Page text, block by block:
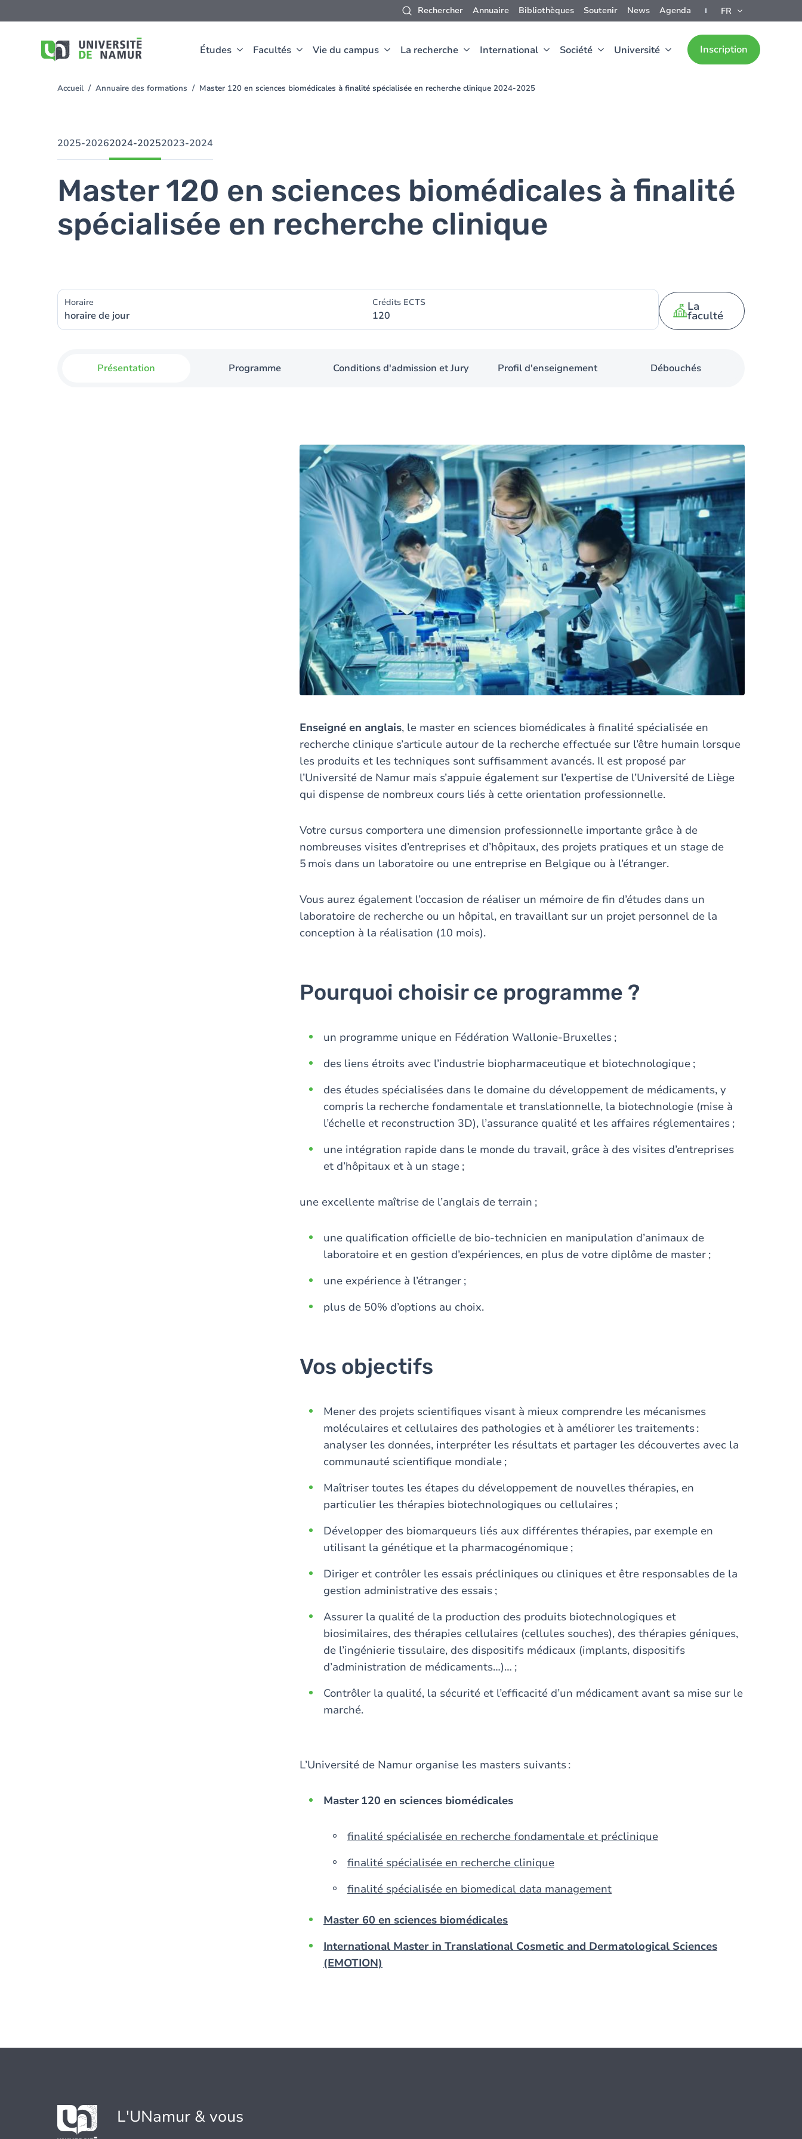
Rechercher Annuaire Bibliothèques Soutenir News Agenda FR
Études Facultés Vie du campus La recherche International Société Université Inscription
au
You
Accueil Annuaire des formations Master 120 en sciences biomédicales à finalité spécialisée en recherche clinique 2024-2025
2025-20262024-20252023-2024
Master 120 en sciences biomédicales à finalité
spécialisée en recherche clinique
Horaire
horaire de jour
Crédits ECTS
120
La
faculté
Présentation Programme Conditions d'admission et Jury Profil d'enseignement Débouchés
Enseigné en anglais, le master en sciences biomédicales à finalité spécialisée en
recherche clinique s’articule autour de la recherche effectuée sur l’être humain lorsque
les produits et les techniques sont suffisamment avancés. Il est proposé par
l’Université de Namur mais s’appuie également sur l’expertise de l’Université de Liège
qui dispense de nombreux cours liés à cette orientation professionnelle.
Votre cursus comportera une dimension professionnelle importante grâce à de
nombreuses visites d’entreprises et d’hôpitaux, des projets pratiques et un stage de
5 mois dans un laboratoire ou une entreprise en Belgique ou à l’étranger.
Vous aurez également l’occasion de réaliser un mémoire de fin d’études dans un
laboratoire de recherche ou un hôpital, en travaillant sur un projet personnel de la
conception à la réalisation (10 mois).
Pourquoi choisir ce programme ?
un programme unique en Fédération Wallonie-Bruxelles ;
des liens étroits avec l’industrie biopharmaceutique et biotechnologique ;
des études spécialisées dans le domaine du développement de médicaments, y
compris la recherche fondamentale et translationnelle, la biotechnologie (mise à
l’échelle et reconstruction 3D), l’assurance qualité et les affaires réglementaires ;
une intégration rapide dans le monde du travail, grâce à des visites d’entreprises
et d’hôpitaux et à un stage ;
une excellente maîtrise de l’anglais de terrain ;
une qualification officielle de bio-technicien en manipulation d’animaux de
laboratoire et en gestion d’expériences, en plus de votre diplôme de master ;
une expérience à l’étranger ;
plus de 50% d’options au choix.
Vos objectifs
Mener des projets scientifiques visant à mieux comprendre les mécanismes
moléculaires et cellulaires des pathologies et à améliorer les traitements :
analyser les données, interpréter les résultats et partager les découvertes avec la
communauté scientifique mondiale ;
Maîtriser toutes les étapes du développement de nouvelles thérapies, en
particulier les thérapies biotechnologiques ou cellulaires ;
Développer des biomarqueurs liés aux différentes thérapies, par exemple en
utilisant la génétique et la pharmacogénomique ;
Diriger et contrôler les essais précliniques ou cliniques et être responsables de la
gestion administrative des essais ;
Assurer la qualité de la production des produits biotechnologiques et
biosimilaires, des thérapies cellulaires (cellules souches), des thérapies géniques,
de l’ingénierie tissulaire, des dispositifs médicaux (implants, dispositifs
d’administration de médicaments…)… ;
Contrôler la qualité, la sécurité et l’efficacité d’un médicament avant sa mise sur le
marché.
L’Université de Namur organise les masters suivants :
Master 120 en sciences biomédicales
finalité spécialisée en recherche fondamentale et préclinique
finalité spécialisée en recherche clinique
finalité spécialisée en biomedical data management
Master 60 en sciences biomédicales
International Master in Translational Cosmetic and Dermatological Sciences
(EMOTION)
L'UNamur & vous